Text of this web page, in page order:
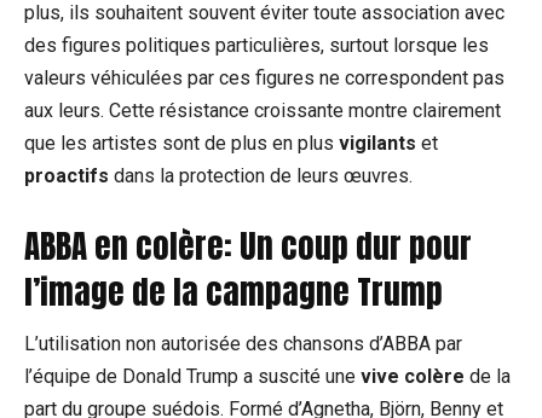
plus, ils souhaitent souvent éviter toute association avec
des figures politiques particulières, surtout lorsque les
valeurs véhiculées par ces figures ne correspondent pas
aux leurs. Cette résistance croissante montre clairement
que les artistes sont de plus en plus vigilants et
proactifs dans la protection de leurs œuvres.
ABBA en colère: Un coup dur pour
l’image de la campagne Trump
L’utilisation non autorisée des chansons d’ABBA par
l’équipe de Donald Trump a suscité une vive colère de la
part du groupe suédois. Formé d’Agnetha, Björn, Benny et